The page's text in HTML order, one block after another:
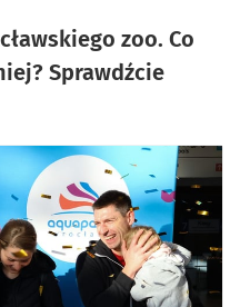
zoo. Co
Sprawdźcie